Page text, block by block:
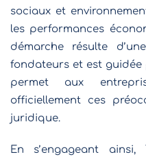
sociaux et
les performances
démarche résulte
fondateurs et est guidée
permet aux
officiellement ces
juridique.
En s’engageant